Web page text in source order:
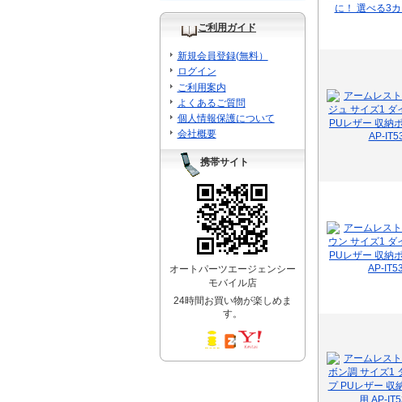
ご利用ガイド
新規会員登録(無料）
ログイン
ご利用案内
よくあるご質問
個人情報保護について
会社概要
携帯サイト
オートパーツエージェンシー
モバイル店
24時間お買い物が楽しめま
す。